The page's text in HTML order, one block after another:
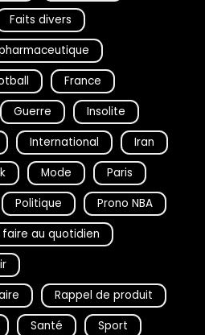
Faits divers
France
Guerre
Insolite
International
Iran
Mode
Paris
Politique
Prono NBA
au quotidien
Rappel de produit
Santé Sport